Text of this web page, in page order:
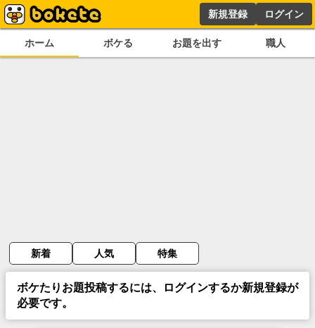
新規登録 ログイン
ホーム ボケる お題を出す 職人
新着 人気 特集
ボケたりお題投稿するには、ログインするか新規登録が
必要です。